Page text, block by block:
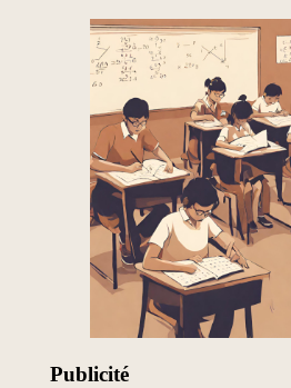
Publicité